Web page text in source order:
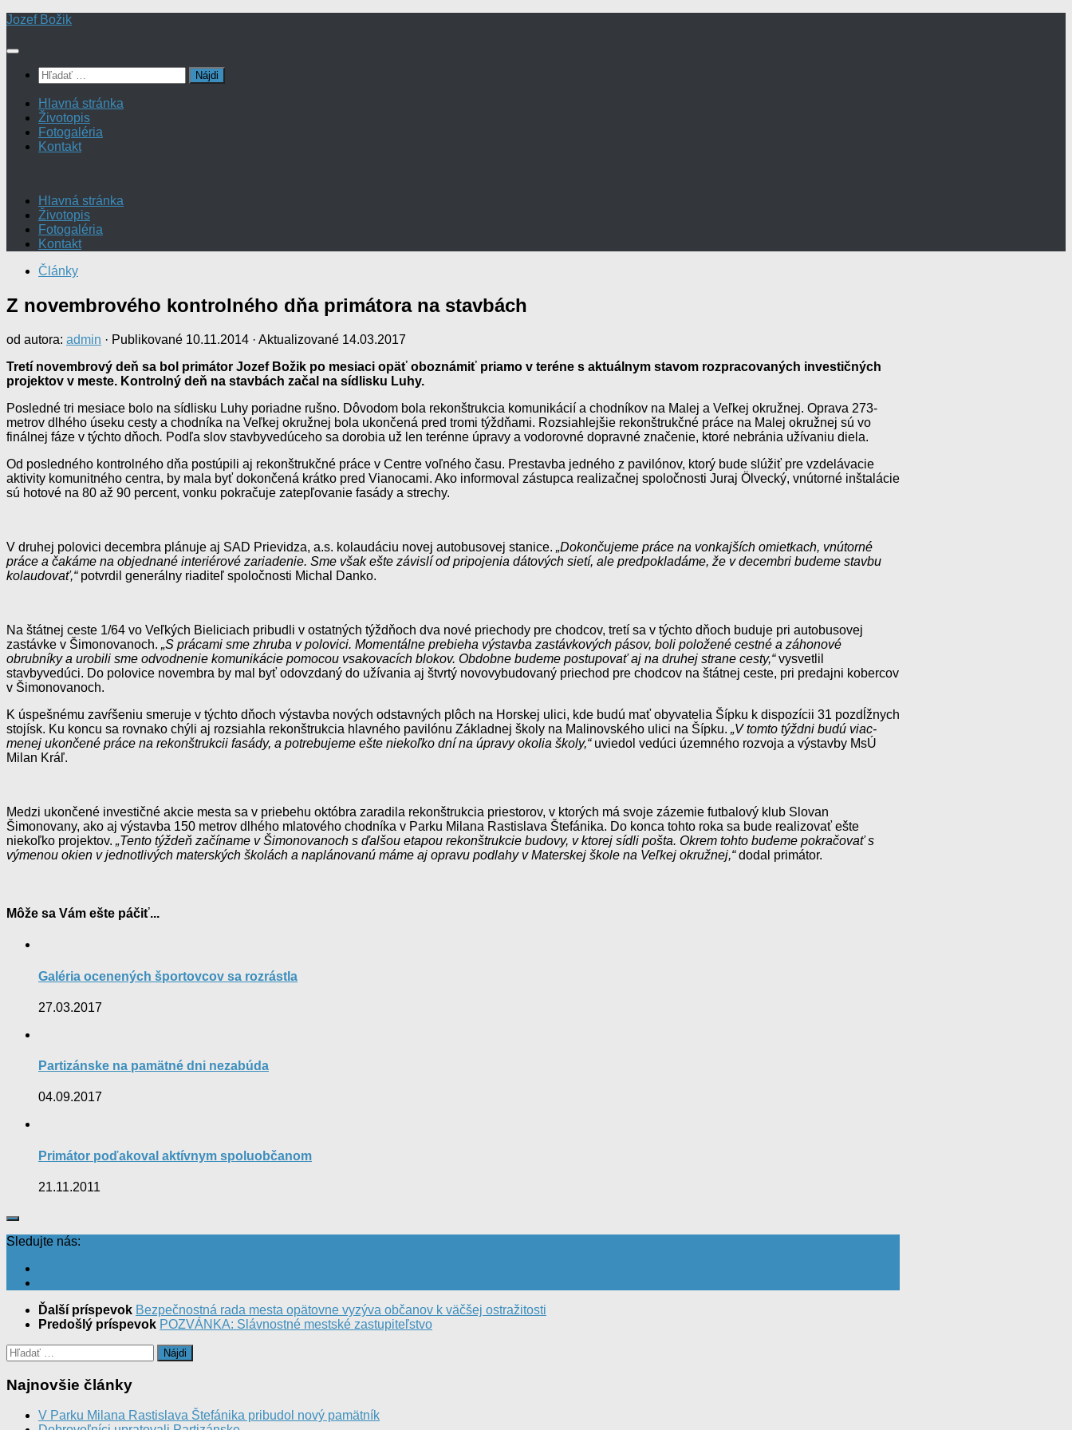
Preskočiť
obsah
Jozef Božik
Hľadať:
Hlavná stránka
Životopis
Fotogaléria
Kontakt
Hlavná stránka
Životopis
Fotogaléria
Kontakt
Články
Z novembrového kontrolného dňa primátora na stavbách
od autora: admin · Publikované 10.11.2014 · Aktualizované 14.03.2017
Tretí novembrový deň sa bol primátor Jozef Božik po mesiaci opäť oboznámiť priamo v teréne s aktuálnym stavom rozpracovaných investičných
projektov v meste. Kontrolný deň na stavbách začal na sídlisku Luhy.
Posledné tri mesiace bolo na sídlisku Luhy poriadne rušno. Dôvodom bola rekonštrukcia komunikácií a chodníkov na Malej a Veľkej okružnej. Oprava 273-
metrov dlhého úseku cesty a chodníka na Veľkej okružnej bola ukončená pred tromi týždňami. Rozsiahlejšie rekonštrukčné práce na Malej okružnej sú vo
finálnej fáze v týchto dňoch. Podľa slov stavbyvedúceho sa dorobia už len terénne úpravy a vodorovné dopravné značenie, ktoré nebránia užívaniu diela.
Od posledného kontrolného dňa postúpili aj rekonštrukčné práce v Centre voľného času. Prestavba jedného z pavilónov, ktorý bude slúžiť pre vzdelávacie
aktivity komunitného centra, by mala byť dokončená krátko pred Vianocami. Ako informoval zástupca realizačnej spoločnosti Juraj Ölvecký, vnútorné inštalácie
sú hotové na 80 až 90 percent, vonku pokračuje zatepľovanie fasády a strechy.
V druhej polovici decembra plánuje aj SAD Prievidza, a.s. kolaudáciu novej autobusovej stanice. „Dokončujeme práce na vonkajších omietkach, vnútorné
práce a čakáme na objednané interiérové zariadenie. Sme však ešte závislí od pripojenia dátových sietí, ale predpokladáme, že v decembri budeme stavbu
kolaudovať,“potvrdil generálny riaditeľ spoločnosti Michal Danko.
Na štátnej ceste 1/64 vo Veľkých Bieliciach pribudli v ostatných týždňoch dva nové priechody pre chodcov, tretí sa v týchto dňoch buduje pri autobusovej
zastávke v Šimonovanoch. „S prácami sme zhruba v polovici. Momentálne prebieha výstavba zastávkových pásov, boli položené cestné a záhonové
obrubníky a urobili sme odvodnenie komunikácie pomocou vsakovacích blokov. Obdobne budeme postupovať aj na druhej strane cesty,“vysvetlil
stavbyvedúci. Do polovice novembra by mal byť odovzdaný do užívania aj štvrtý novovybudovaný priechod pre chodcov na štátnej ceste, pri predajni kobercov
v Šimonovanoch.
K úspešnému zavŕšeniu smeruje v týchto dňoch výstavba nových odstavných plôch na Horskej ulici, kde budú mať obyvatelia Šípku k dispozícii 31 pozdĺžnych
stojísk. Ku koncu sa rovnako chýli aj rozsiahla rekonštrukcia hlavného pavilónu Základnej školy na Malinovského ulici na Šípku. „V tomto týždni budú viac-
menej ukončené práce na rekonštrukcii fasády, a potrebujeme ešte niekoľko dní na úpravy okolia školy,“ uviedol vedúci územného rozvoja a výstavby MsÚ
Milan Kráľ.
Medzi ukončené investičné akcie mesta sa v priebehu októbra zaradila rekonštrukcia priestorov, v ktorých má svoje zázemie futbalový klub Slovan
Šimonovany, ako aj výstavba 150 metrov dlhého mlatového chodníka v Parku Milana Rastislava Štefánika. Do konca tohto roka sa bude realizovať ešte
niekoľko projektov. „Tento týždeň začíname v Šimonovanoch s ďalšou etapou rekonštrukcie budovy, v ktorej sídli pošta. Okrem tohto budeme pokračovať s
výmenou okien v jednotlivých materských školách a naplánovanú máme aj opravu podlahy v Materskej škole na Veľkej okružnej,“dodal primátor.
Môže sa Vám ešte páčiť...
Galéria ocenených športovcov sa rozrástla
27.03.2017
Partizánske na pamätné dni nezabúda
04.09.2017
Primátor poďakoval aktívnym spoluobčanom
21.11.2011
Sledujte nás:
Ďalší príspevok Bezpečnostná rada mesta opätovne vyzýva občanov k väčšej ostražitosti
Predošlý príspevok POZVÁNKA: Slávnostné mestské zastupiteľstvo
Hľadať:
Najnovšie články
V Parku Milana Rastislava Štefánika pribudol nový pamätník